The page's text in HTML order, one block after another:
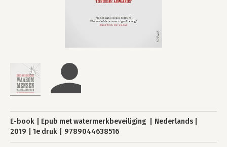
E-book Epub met watermerkbeveiliging
Nederlands
2019
1e druk 9789044638516